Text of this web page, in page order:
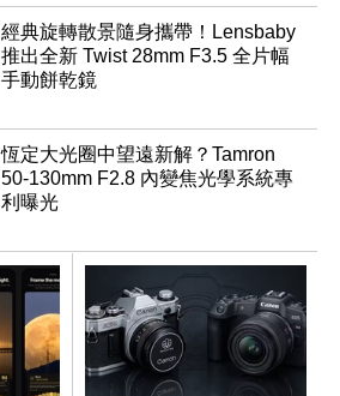
經典旋轉散景隨身攜帶！Lensbaby
推出全新 Twist 28mm F3.5 全片幅
手動餅乾鏡
恆定大光圈中望遠新解？Tamron
50-130mm F2.8 內變焦光學系統專
利曝光